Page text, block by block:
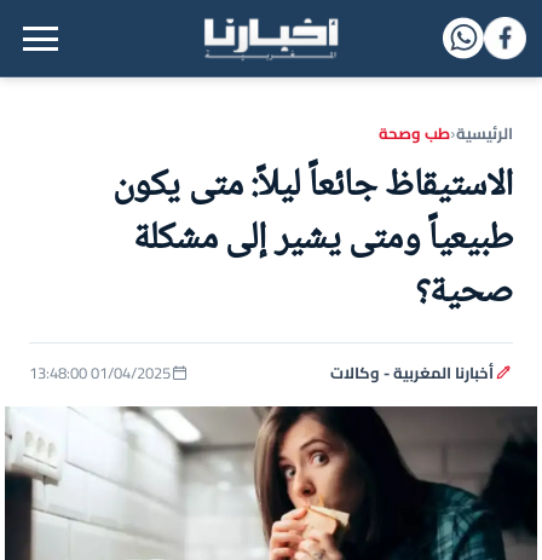
القائمة الرئيسية
الرئيسية‹طب وصحة
الاستيقاظ جائعاً ليلاً: متى يكون
طبيعياً ومتى يشير إلى مشكلة
صحية؟
أخبارنا المغربية - وكالات 01/04/2025 13:48:00